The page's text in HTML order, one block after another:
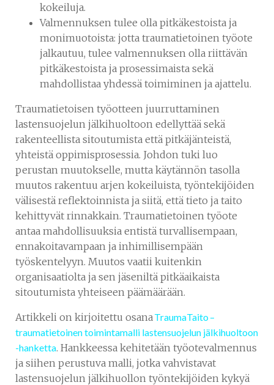
kokeiluja.
Valmennuksen tulee olla pitkäkestoista ja
monimuotoista: jotta traumatietoinen työote
jalkautuu, tulee valmennuksen olla riittävän
pitkäkestoista ja prosessimaista sekä
mahdollistaa yhdessä toimiminen ja ajattelu.
Traumatietoisen työotteen juurruttaminen
lastensuojelun jälkihuoltoon edellyttää sekä
rakenteellista sitoutumista että pitkäjänteistä,
yhteistä oppimisprosessia. Johdon tuki luo
perustan muutokselle, mutta käytännön tasolla
muutos rakentuu arjen kokeiluista, työntekijöiden
välisestä reflektoinnista ja siitä, että tieto ja taito
kehittyvät rinnakkain. Traumatietoinen työote
antaa mahdollisuuksia entistä turvallisempaan,
ennakoitavampaan ja inhimillisempään
työskentelyyn. Muutos vaatii kuitenkin
organisaatiolta ja sen jäseniltä pitkäaikaista
sitoutumista yhteiseen päämäärään.
Artikkeli on kirjoitettu osana TraumaTaito –
traumatietoinen toimintamalli lastensuojelun jälkihuoltoon
-hanketta. Hankkeessa kehitetään työotevalmennus
ja siihen perustuva malli, jotka vahvistavat
lastensuojelun jälkihuollon työntekijöiden kykyä